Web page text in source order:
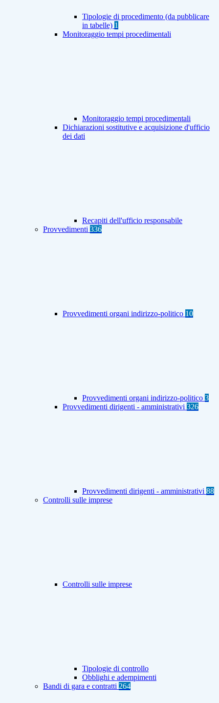
Tipologie di procedimento (da pubblicare
in tabelle) 1
Monitoraggio tempi procedimentali
Monitoraggio tempi procedimentali
Dichiarazioni sostitutive e acquisizione d'ufficio
dei dati
Recapiti dell'ufficio responsabile
Provvedimenti 336
Provvedimenti organi indirizzo-politico 10
Provvedimenti organi indirizzo-politico 3
Provvedimenti dirigenti - amministrativi 326
Provvedimenti dirigenti - amministrativi 88
Controlli sulle imprese
Controlli sulle imprese
Tipologie di controllo
Obblighi e adempimenti
Bandi di gara e contratti 264